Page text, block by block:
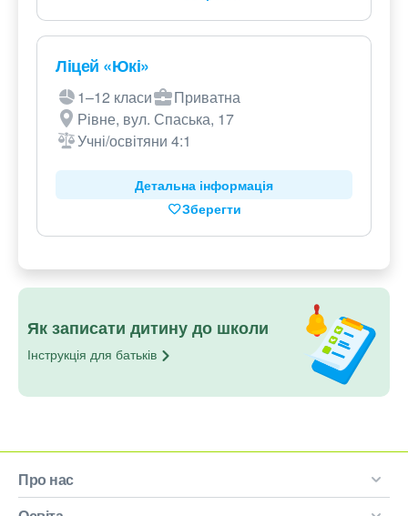
Ліцей «Юкі»
1–12 класи
Приватна
Рівне, вул. Спаська, 17
Учні/освітяни 4:1
Детальна інформація
Зберегти
Як записати дитину до школи
Інструкція для батьків
Про нас